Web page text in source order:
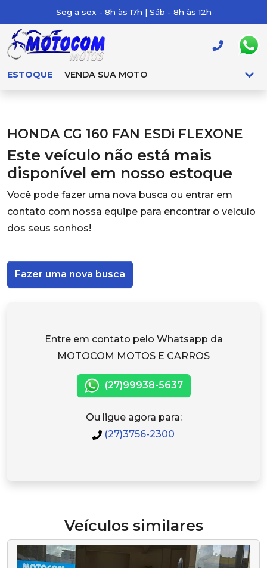
Seg a sex - 8h às 17h | Sáb - 8h às 12h
ESTOQUE VENDA SUA MOTO
HONDA CG 160 FAN ESDi FLEXONE
Este veículo não está mais
disponível em nosso estoque
Você pode fazer uma nova busca ou entrar em
contato com nossa equipe para encontrar o veículo
dos seus sonhos!
Fazer uma nova busca
Entre em contato pelo Whatsapp da
MOTOCOM MOTOS E CARROS
(27)99938-5637
Ou ligue agora para:
(27)3756-2300
Veículos similares